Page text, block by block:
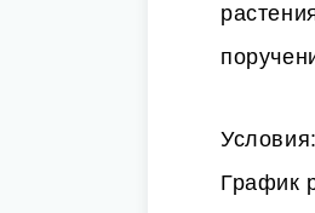
Условия:
График